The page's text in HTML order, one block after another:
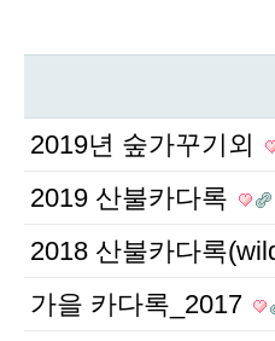
2019년 숲가꾸기외
2019 산불카다록
2018 산불카다록
가을 카다록_2017